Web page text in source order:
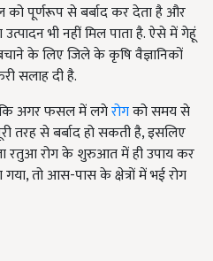
पूर्णरूप से बर्बाद कर देता है और
भी नहीं मिल पाता है. ऐसे में गेहूं
के लिए जिले के कृषि वैज्ञानिकों
सलाह दी है.
कि अगर फसल में लगेरोगको समय से
तरह से बर्बाद हो सकती है, इसलिए
रतुआ रोग के शुरुआत में ही उपाय कर
तो आस-पास के क्षेत्रों में भई रोग